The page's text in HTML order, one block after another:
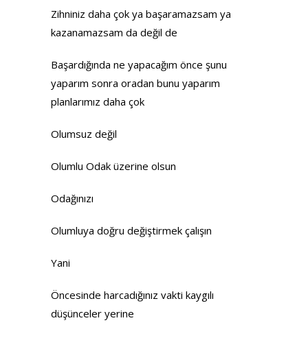
Zihniniz daha çok ya başaramazsam ya
kazanamazsam da değil de
Başardığında ne yapacağım önce şunu
yaparım sonra oradan bunu yaparım
planlarımız daha çok
Olumsuz değil
Olumlu Odak üzerine olsun
Odağınızı
Olumluya doğru değiştirmek çalışın
Yani
Öncesinde harcadığınız vakti kaygılı
düşünceler yerine